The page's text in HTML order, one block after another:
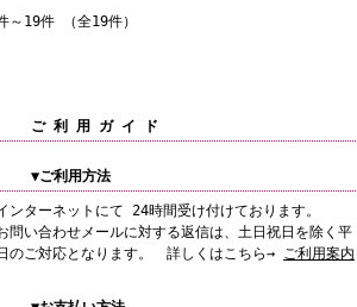
～19件 （全19件）
ご 利 用 ガ イ ド
▼ご利用方法
ンターネットにて 24時間受け付けております。
問い合わせメールに対する返信は、土日祝日を除く平
のご対応となります。 詳しくはこちら→ ご利用案内